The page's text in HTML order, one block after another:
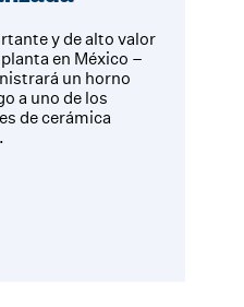
y de alto valor
en México –
un horno
a uno de los
de cerámica